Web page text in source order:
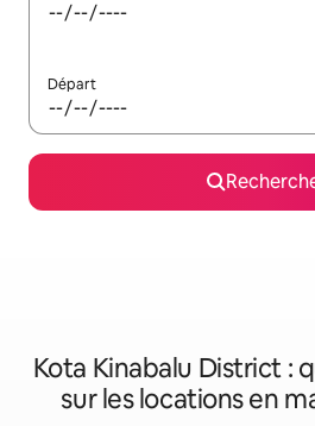
Départ
Kota Kinabalu District :
sur les locations en